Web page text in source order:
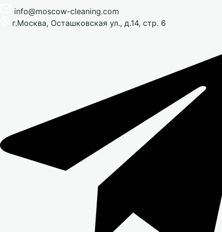
info@moscow-cleaning.com
г.Москва, Осташковская ул., д.14, стр. 6